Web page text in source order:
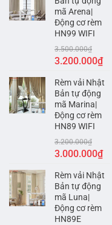
mã Arena|
Động cơ rèm
HN99 WIFI
3.500.000₫
Giá
là:
3.500.000₫.
3.200.000₫Giá
tại
Rèm vải Nhật
Bản tự động
mã Marina|
Động cơ rèm
HN89 WIFI
3.200.000₫
Giá
là:
3.200.000₫.
3.000.000₫Giá
tại
Rèm vải Nhật
Bản tự động
mã Luna|
Động cơ rèm
HN89E